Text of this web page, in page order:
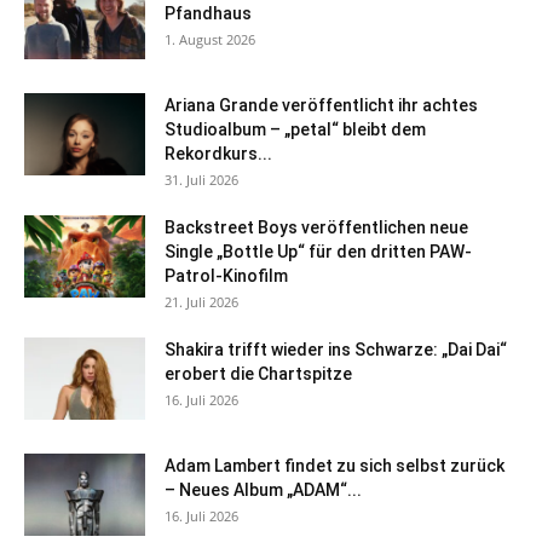
Pfandhaus
1. August 2026
Ariana Grande veröffentlicht ihr achtes
Studioalbum – „petal“ bleibt dem
Rekordkurs...
31. Juli 2026
Backstreet Boys veröffentlichen neue
Single „Bottle Up“ für den dritten PAW-
Patrol-Kinofilm
21. Juli 2026
Shakira trifft wieder ins Schwarze: „Dai Dai“
erobert die Chartspitze
16. Juli 2026
Adam Lambert findet zu sich selbst zurück
– Neues Album „ADAM“...
16. Juli 2026